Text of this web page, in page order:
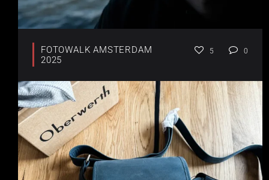
FOTOWALK AMSTERDAM
2025
5 0